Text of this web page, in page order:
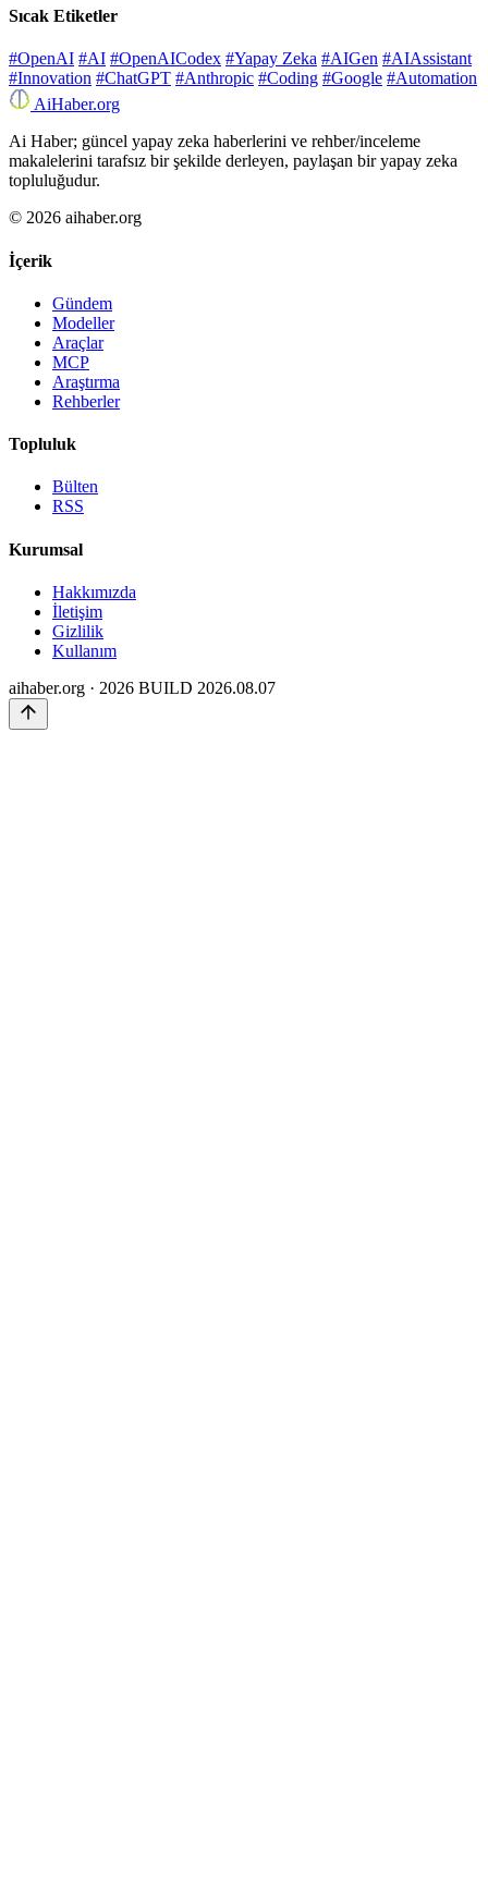
Sıcak Etiketler
#OpenAI #AI #OpenAICodex #Yapay Zeka #AIGen #AIAssistant
#Innovation #ChatGPT #Anthropic #Coding #Google #Automation
AiHaber.org
Ai Haber; güncel yapay zeka haberlerini ve rehber/inceleme
makalelerini tarafsız bir şekilde derleyen, paylaşan bir yapay zeka
topluluğudur.
© 2026 aihaber.org
İçerik
Gündem
Modeller
Araçlar
MCP
Araştırma
Rehberler
Topluluk
Bülten
RSS
Kurumsal
Hakkımızda
İletişim
Gizlilik
Kullanım
aihaber.org · 2026 BUILD 2026.08.07